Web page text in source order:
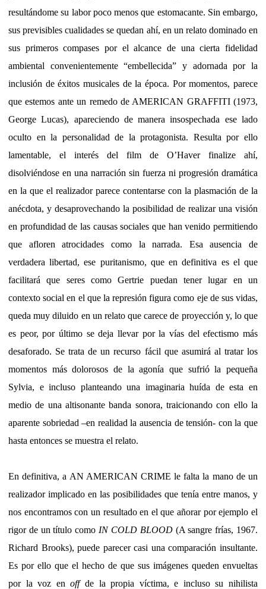
resultándome su labor poco menos que estomacante. Sin embargo,
sus previsibles cualidades se quedan ahí, en un relato dominado en
sus primeros compases por el alcance de una cierta fidelidad
ambiental convenientemente “embellecida” y adornada por la
inclusión de éxitos musicales de la época. Por momentos, parece
que estemos ante un remedo de AMERICAN GRAFFITI (1973,
George Lucas), apareciendo de manera insospechada ese lado
oculto en la personalidad de la protagonista. Resulta por ello
lamentable, el interés del film de O’Haver finalize ahí,
disolviéndose en una narración sin fuerza ni progresión dramática
en la que el realizador parece contentarse con la plasmación de la
anécdota, y desaprovechando la posibilidad de realizar una visión
en profundidad de las causas sociales que han venido permitiendo
que afloren atrocidades como la narrada. Esa ausencia de
verdadera libertad, ese puritanismo, que en definitiva es el que
facilitará que seres como Gertrie puedan tener lugar en un
contexto social en el que la represión figura como eje de sus vidas,
queda muy diluido en un relato que carece de proyección y, lo que
es peor, por último se deja llevar por la vías del efectismo más
desaforado. Se trata de un recurso fácil que asumirá al tratar los
momentos más dolorosos de la agonía que sufrió la pequeña
Sylvia, e incluso planteando una imaginaria huída de esta en
medio de una altisonante banda sonora, traicionando con ello la
aparente sobriedad –en realidad la ausencia de tensión- con la que
hasta entonces se muestra el relato.
En definitiva, a AN AMERICAN CRIME le falta la mano de un
realizador implicado en las posibilidades que tenía entre manos, y
nos encontramos con un resultado en el que añorar por ejemplo el
rigor de un título como IN COLD BLOOD(A sangre frías, 1967.
Richard Brooks), puede parecer casi una comparación insultante.
Es por ello que el hecho de que sus imágenes queden envueltas
por la voz enoffde la propia víctima, e incluso su nihilista